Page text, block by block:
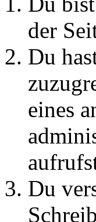
der
Du
eines
Du